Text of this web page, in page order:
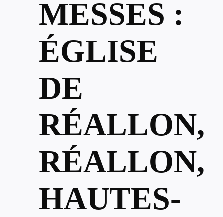
MESSES :
ÉGLISE
DE
RÉALLON,
RÉALLON,
HAUTES-